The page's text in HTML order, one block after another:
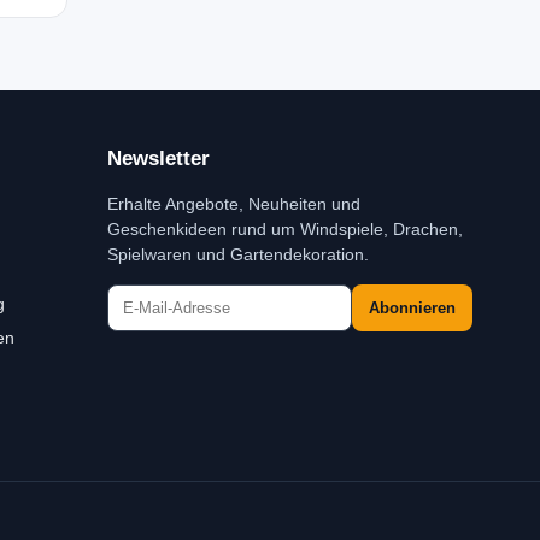
Newsletter
Erhalte Angebote, Neuheiten und
Geschenkideen rund um Windspiele, Drachen,
Spielwaren und Gartendekoration.
Abonnieren